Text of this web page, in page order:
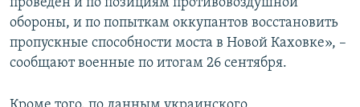
проведен и по позициям противовоздушной
обороны, и по попыткам оккупантов восстановить
пропускные способности моста в Новой Каховке», –
сообщают военные по итогам 26 сентября.